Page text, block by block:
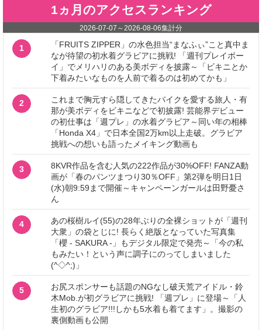
1ヵ月のアクセスランキング
2026-07-07 ～ 2026-08-06集計分
1
「FRUITS ZIPPER」の水色担当“まなふぃ”こと真中ま
なが待望の初水着グラビアに挑戦! 「週刊プレイボー
イ」でメリハリのある美ボディを披露～「ビキニとか
下着みたいなものを人前で着るのは初めてかも」
2
これまで胸元すら隠してきたバイクを愛する旅人・有
那が美ボディをビキニなどで初披露! 芸能界デビュー
の初仕事は「週プレ」の水着グラビア～同い年の相棒
「Honda X4」で日本全国2万km以上走破。グラビア
挑戦への想いも語ったメイキング動画も
3
8KVR作品を含む人気の222作品が30%OFF! FANZA動
画が「春のパンツまつり30％OFF」第2弾を明日1日
(水)朝9:59まで開催～キャンペーンガールは田野憂さ
ん
4
あの桜樹ルイ(55)の28年ぶりの全裸ショットが「週刊
大衆」の袋とじに! 長らく絶版となっていた写真集
「櫻 - SAKURA -」もデジタル限定で発売～「今の私
もみたい！という声に調子にのってしまいました
(^◇^;)」
5
お尻スポンサーも話題のNGなし破天荒アイドル・鈴
木Mob.が初グラビアに挑戦! 「週プレ」に登場～「人
生初のグラビア!!!しかも5水着も着てます」。撮影の
裏側動画も公開